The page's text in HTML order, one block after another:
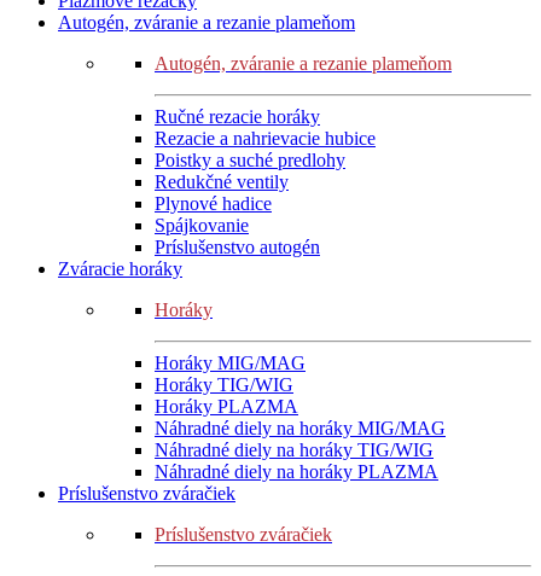
Autogén, zváranie a rezanie plameňom
Autogén, zváranie a rezanie plameňom
Ručné rezacie horáky
Rezacie a nahrievacie hubice
Poistky a suché predlohy
Redukčné ventily
Plynové hadice
Spájkovanie
Príslušenstvo autogén
Zváracie horáky
Horáky
Horáky MIG/MAG
Horáky TIG/WIG
Horáky PLAZMA
Náhradné diely na horáky MIG/MAG
Náhradné diely na horáky TIG/WIG
Náhradné diely na horáky PLAZMA
Príslušenstvo zváračiek
Príslušenstvo zváračiek